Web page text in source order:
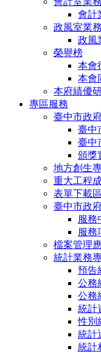
會計
政風室業務
政風
榮譽榜
本會
本會
本府績優
專區服務
臺中市政
臺中
臺中
頒獎
地方創生
重大工程
表單下載區
臺中市政
服務
服務
檔案管理
統計業務
預告
公務
公務
統計
性別
統計
統計